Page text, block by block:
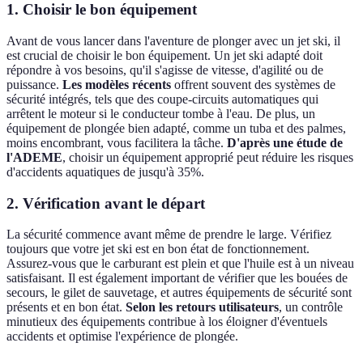
1. Choisir le bon équipement
Avant de vous lancer dans l'aventure de plonger avec un jet ski, il
est crucial de choisir le bon équipement. Un jet ski adapté doit
répondre à vos besoins, qu'il s'agisse de vitesse, d'agilité ou de
puissance. Les modèles récents offrent souvent des systèmes de
sécurité intégrés, tels que des coupe-circuits automatiques qui
arrêtent le moteur si le conducteur tombe à l'eau. De plus, un
équipement de plongée bien adapté, comme un tuba et des palmes,
moins encombrant, vous facilitera la tâche. D'après une étude de
l'ADEME, choisir un équipement approprié peut réduire les risques
d'accidents aquatiques de jusqu'à 35%.
2. Vérification avant le départ
La sécurité commence avant même de prendre le large. Vérifiez
toujours que votre jet ski est en bon état de fonctionnement.
Assurez-vous que le carburant est plein et que l'huile est à un niveau
satisfaisant. Il est également important de vérifier que les bouées de
secours, le gilet de sauvetage, et autres équipements de sécurité sont
présents et en bon état. Selon les retours utilisateurs, un contrôle
minutieux des équipements contribue à los éloigner d'éventuels
accidents et optimise l'expérience de plongée.